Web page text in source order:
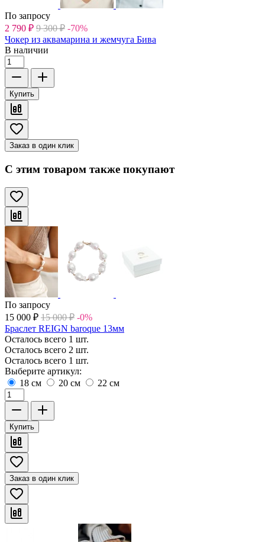
По запросу
2 790 ₽ 9 300 ₽ -70%
Чокер из аквамарина и жемчуга Бива
В наличии
Купить
Заказ в один клик
С этим товаром также покупают
По запросу
15 000 ₽ 15 000 ₽ -0%
Браслет REIGN baroque 13мм
Осталось всего 1 шт.
Осталось всего 2 шт.
Осталось всего 1 шт.
Выберите артикул:
18 см
20 см 22 см
Купить
Заказ в один клик